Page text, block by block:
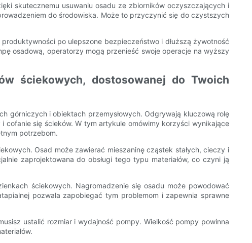
skutecznemu usuwaniu osadu ze zbiorników oczyszczających i
do środowiska. Może to przyczynić się do czystszych
po ulepszone bezpieczeństwo i dłuższą żywotność
osadową, operatorzy mogą przenieść swoje operacje na wyższy
ściekowych, dostosowanej do Twoich
górniczych i obiektach przemysłowych. Odgrywają kluczową rolę
się ścieków. W tym artykule omówimy korzyści wynikające
potrzebom.
Osad może zawierać mieszaninę cząstek stałych, cieczy i
zaprojektowana do obsługi tego typu materiałów, co czyni ją
ściekowych. Nagromadzenie się osadu może powodować
pozwala zapobiegać tym problemom i zapewnia sprawne
ustalić rozmiar i wydajność pompy. Wielkość pompy powinna